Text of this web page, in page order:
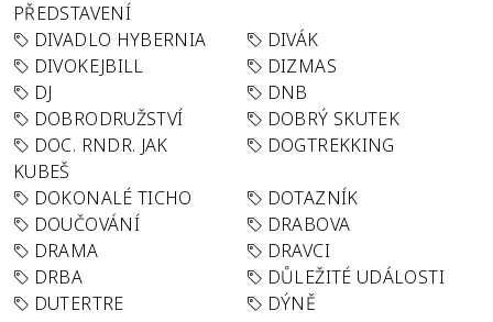
PŘEDSTAVENÍ
DIVADLO HYBERNIA
DIVÁK
DIVOKEJBILL
DIZMAS
DJ
DNB
DOBRODRUŽSTVÍ
DOBRÝ SKUTEK
DOC. RNDR. JAK
KUBEŠ
DOGTREKKING
DOKONALÉ TICHO
DOTAZNÍK
DOUČOVÁNÍ
DRABOVA
DRAMA
DRAVCI
DRBA
DŮLEŽITÉ UDÁLOSTI
DUTERTRE
DÝNĚ